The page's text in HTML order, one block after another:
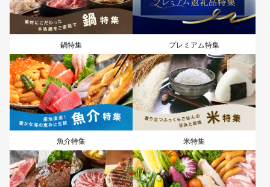
鍋特集 プレミアム特集
魚介特集 米特集